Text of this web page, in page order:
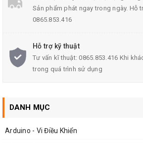
Sản phẩm phát ngay trong ngày. Hỗ
0865.853.416
Hỗ trợ kỹ thuật
Tư vấn kĩ thuật: 0865.853.416 Khi
trong quá trình sử dụng
DANH MỤC
Arduino - Vi Điều Khiển